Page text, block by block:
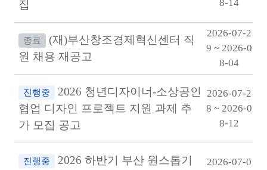
집
8-14
종료
(재)부산창조경제혁신센터 직
원 채용 재공고
2026-07-2
9 ~ 2026-0
8-04
진행중
2026 청년디자이너-소상공인
협업 디자인 프로젝트 지원 과제 추
가 모집 공고
2026-07-2
8 ~ 2026-0
8-12
진행중
2026 하반기 부산 원스톱기
2026-07-0